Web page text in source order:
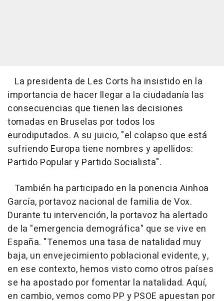
La presidenta de Les Corts ha insistido en la
importancia de hacer llegar a la ciudadanía las
consecuencias que tienen las decisiones
tomadas en Bruselas por todos los
eurodiputados. A su juicio, "el colapso que está
sufriendo Europa tiene nombres y apellidos:
Partido Popular y Partido Socialista".
También ha participado en la ponencia Ainhoa
García, portavoz nacional de familia de Vox.
Durante tu intervención, la portavoz ha alertado
de la "emergencia demográfica" que se vive en
España. "Tenemos una tasa de natalidad muy
baja, un envejecimiento poblacional evidente, y,
en ese contexto, hemos visto como otros países
se ha apostado por fomentar la natalidad. Aquí,
en cambio, vemos como PP y PSOE apuestan por